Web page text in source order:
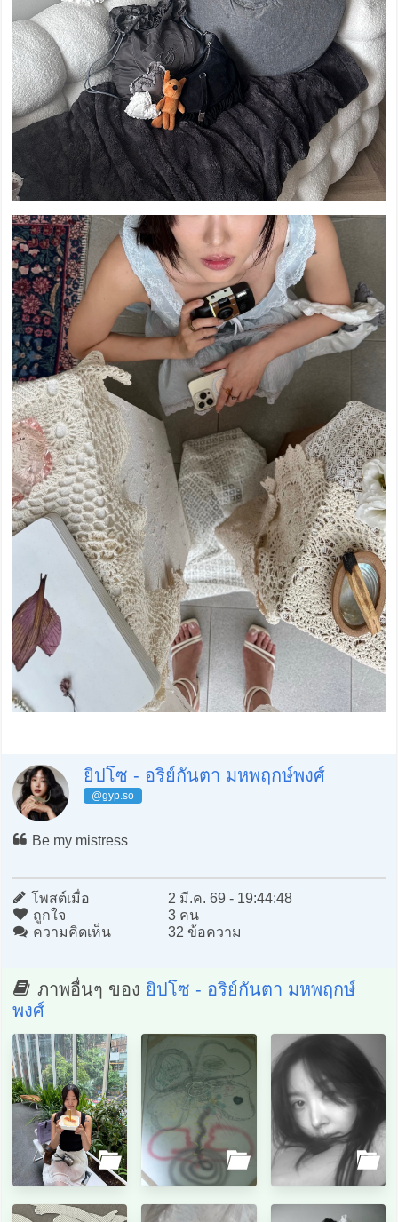
ยิปโซ - อริย์กันตา มหพฤกษ์พงศ์
@gyp.so
Be my mistress
โพสต์เมื่อ
2 มี.ค. 69 - 19:44:48
ถูกใจ
3 คน
ความคิดเห็น
32 ข้อความ
ภาพอื่นๆ ของ ยิปโซ - อริย์กันตา มหพฤกษ์
พงศ์